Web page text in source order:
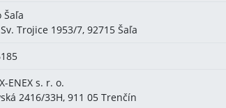
Šaľa
Trojice 1953/7, 92715 Šaľa
ENEX s. r. o.
2416/33H, 911 05 Trenčín